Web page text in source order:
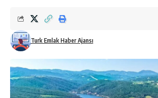
Turk Emlak Haber Ajansı